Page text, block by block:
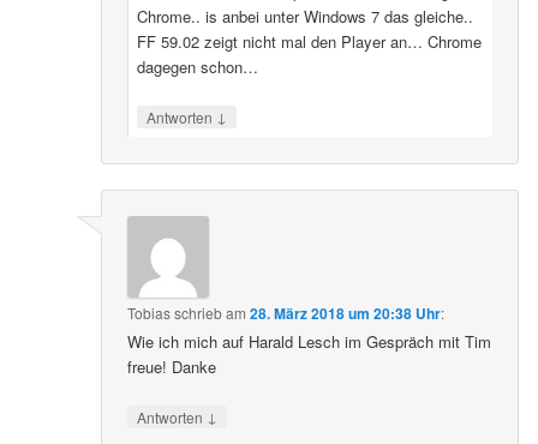
Chrome.. is anbei unter Windows 7 das gleiche..
FF 59.02 zeigt nicht mal den Player an… Chrome
dagegen schon…
Antworten ↓
Tobiasschriebam28. März 2018 um 20:38 Uhr:
Wie ich mich auf Harald Lesch im Gespräch mit Tim
freue! Danke
Antworten ↓